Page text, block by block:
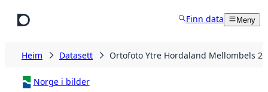
Finn data Meny
Heim Datasett Ortofoto Ytre Hordaland Mellombels
Norge i bilder